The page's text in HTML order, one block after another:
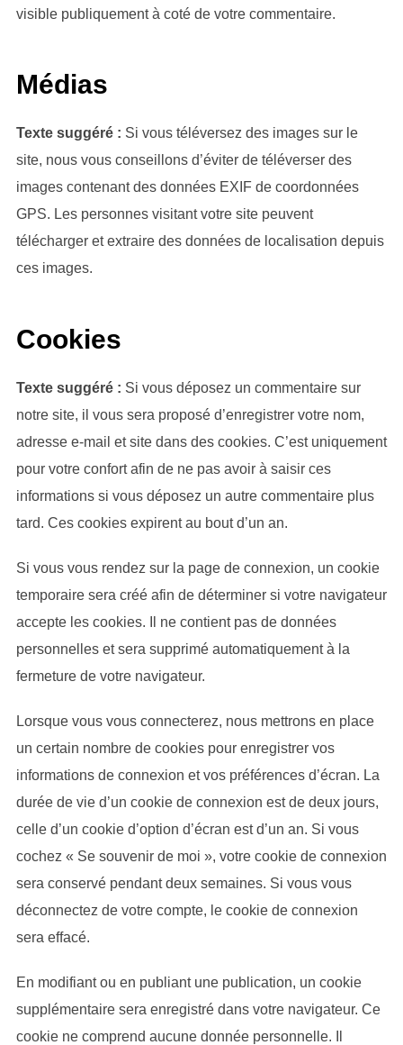
visible publiquement à coté de votre commentaire.
Médias
Texte suggéré : Si vous téléversez des images sur le
site, nous vous conseillons d’éviter de téléverser des
images contenant des données EXIF de coordonnées
GPS. Les personnes visitant votre site peuvent
télécharger et extraire des données de localisation depuis
ces images.
Cookies
Texte suggéré : Si vous déposez un commentaire sur
notre site, il vous sera proposé d’enregistrer votre nom,
adresse e-mail et site dans des cookies. C’est uniquement
pour votre confort afin de ne pas avoir à saisir ces
informations si vous déposez un autre commentaire plus
tard. Ces cookies expirent au bout d’un an.
Si vous vous rendez sur la page de connexion, un cookie
temporaire sera créé afin de déterminer si votre navigateur
accepte les cookies. Il ne contient pas de données
personnelles et sera supprimé automatiquement à la
fermeture de votre navigateur.
Lorsque vous vous connecterez, nous mettrons en place
un certain nombre de cookies pour enregistrer vos
informations de connexion et vos préférences d’écran. La
durée de vie d’un cookie de connexion est de deux jours,
celle d’un cookie d’option d’écran est d’un an. Si vous
cochez « Se souvenir de moi », votre cookie de connexion
sera conservé pendant deux semaines. Si vous vous
déconnectez de votre compte, le cookie de connexion
sera effacé.
En modifiant ou en publiant une publication, un cookie
supplémentaire sera enregistré dans votre navigateur. Ce
cookie ne comprend aucune donnée personnelle. Il